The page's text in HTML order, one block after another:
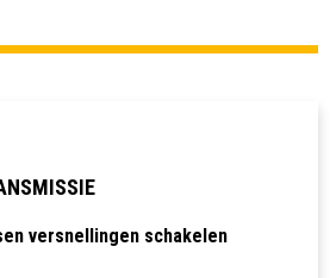
versnellingen schakelen